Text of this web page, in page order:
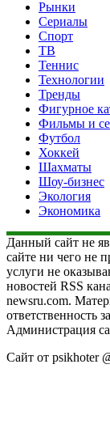
Рынки
Сериалы
Спорт
ТВ
Теннис
Технологии
Тренды
Фигурное
Фильмы и
Футбол
Хоккей
Шахматы
Шоу-бизнес
Экология
Экономика
Данный сайт не
сайте ни чего не
услуги не
новостей RSS
newsru.com.
ответственность
Администрация
Сайт от psikhoter